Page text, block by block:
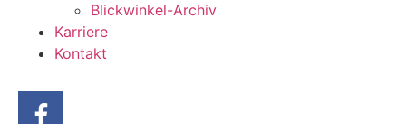
Blickwinkel-Archiv
Karriere
Kontakt